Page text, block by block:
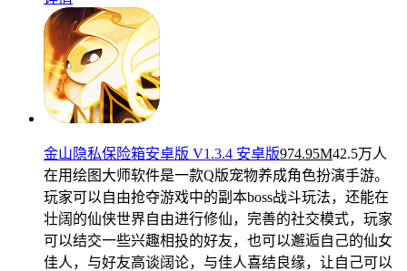
金山隐私保险箱安卓版 V1.3.4 安卓版974.95M42.5万人
在用绘图大师软件是一款Q版宠物养成角色扮演手游。
玩家可以自由抢夺游戏中的副本boss战斗玩法，还能在
壮阔的仙侠世界自由进行修仙，完善的社交模式，玩家
可以结交一些兴趣相投的好友，也可以邂逅自己的仙女
佳人，与好友高谈阔论，与佳人喜结良缘，让自己可以